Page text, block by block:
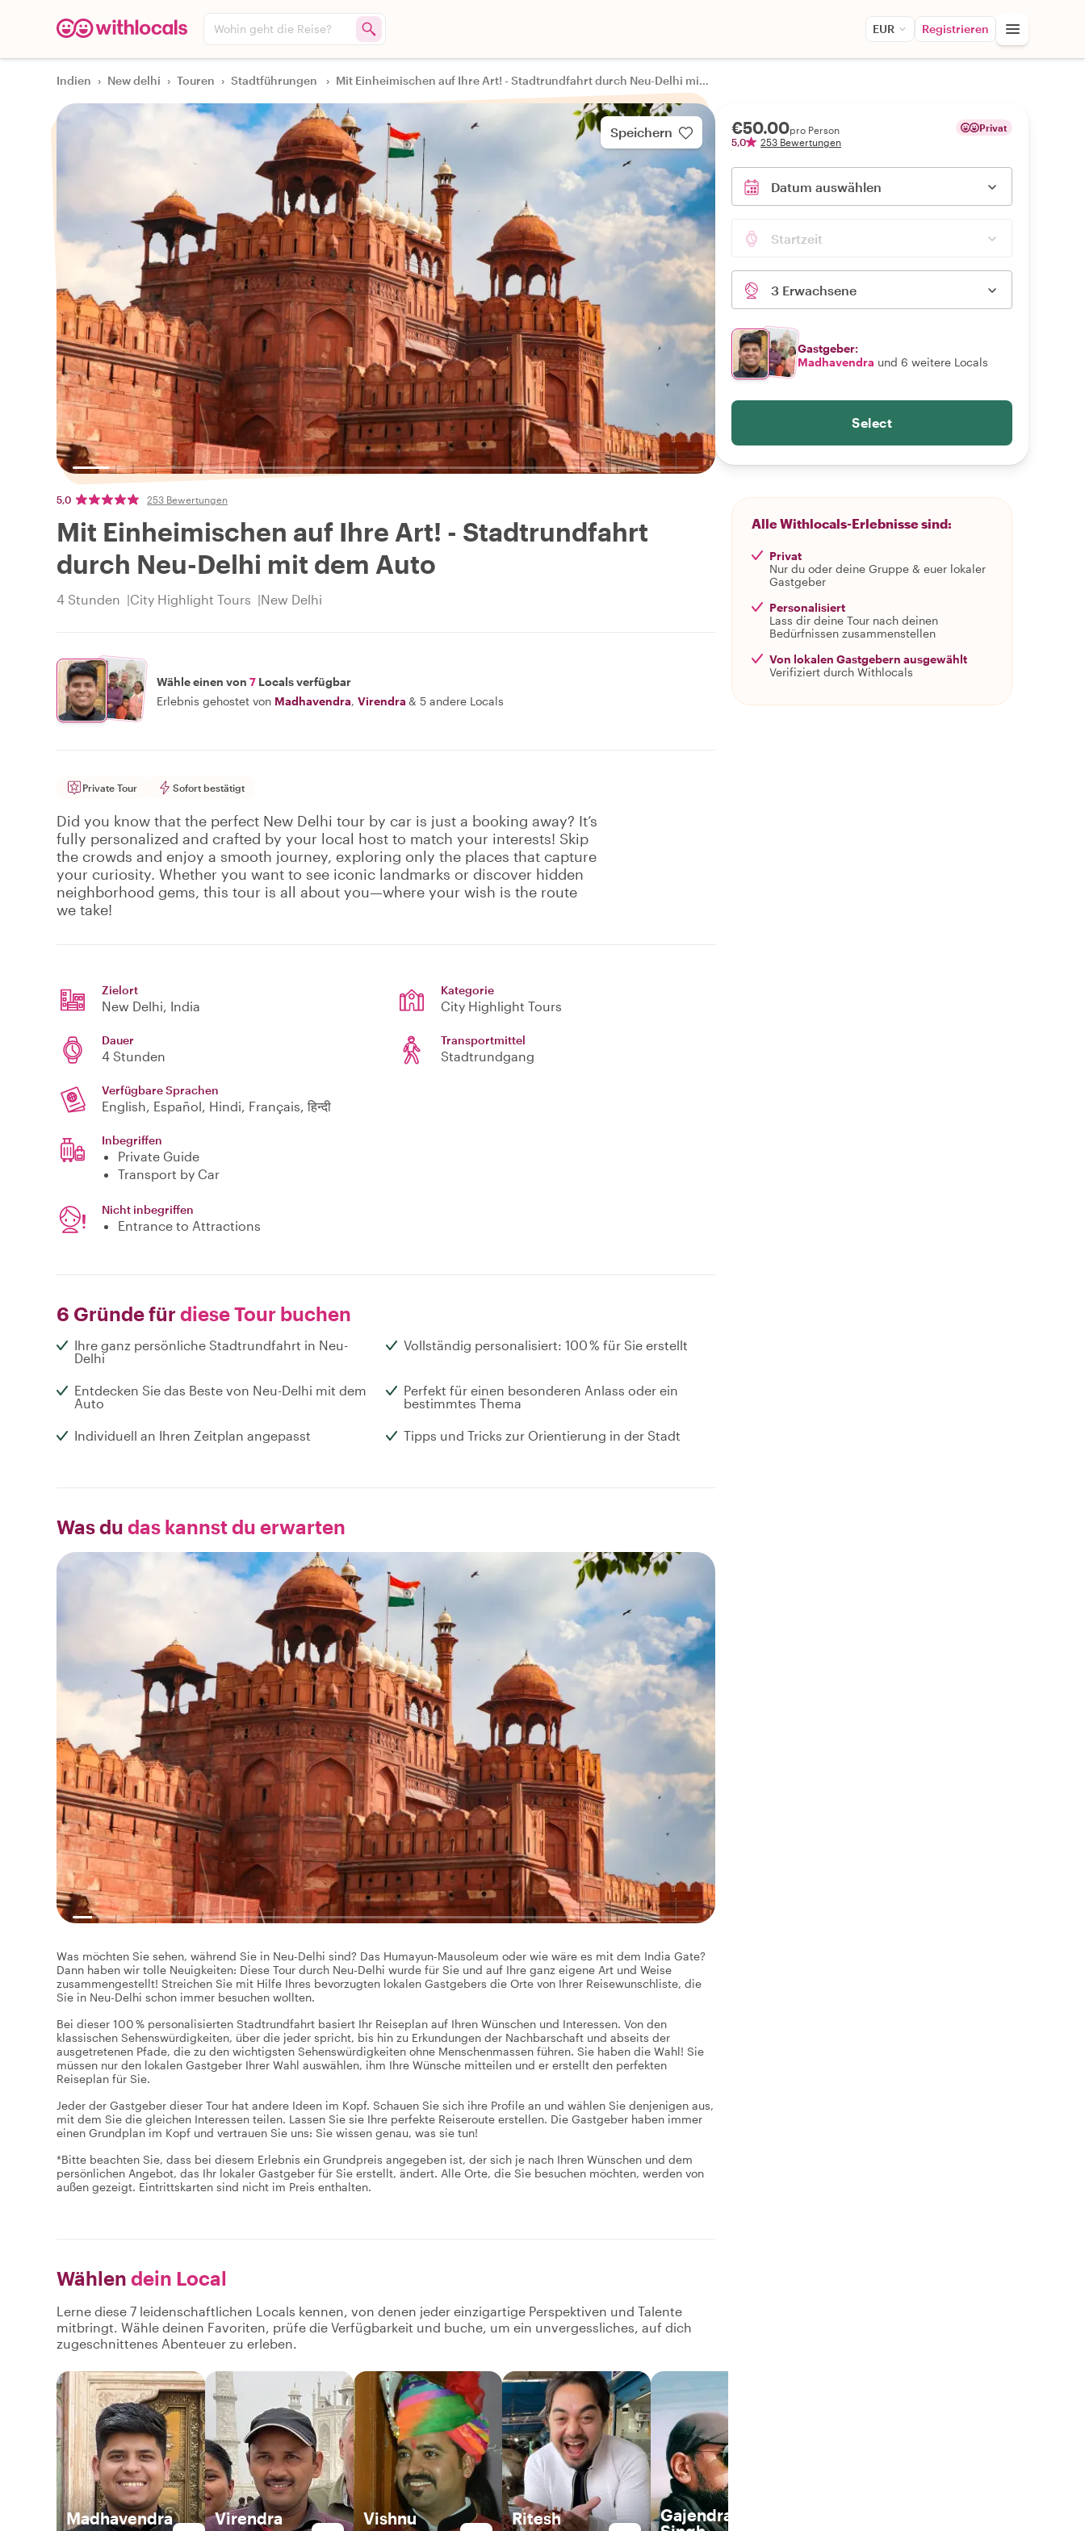
Wohin geht die Reise? EUR Registrieren
Indien › New delhi › Touren › Stadtführungen › Mit Einheimischen auf Ihre Art! - Stadtrundfahrt durch Neu-Delhi mit dem Auto
Speichern
5,0 253 Bewertungen
Mit Einheimischen auf Ihre Art! - Stadtrundfahrt
durch Neu-Delhi mit dem Auto
4 Stunden City Highlight Tours New Delhi
Wähle einen von 7 Locals verfügbar
Erlebnis gehostet von Madhavendra, Virendra & 5 andere Locals
Private Tour Sofort bestätigt
Did you know that the perfect New Delhi tour by car is just a booking away? It’s
fully personalized and crafted by your local host to match your interests! Skip
the crowds and enjoy a smooth journey, exploring only the places that capture
your curiosity. Whether you want to see iconic landmarks or discover hidden
neighborhood gems, this tour is all about you—where your wish is the route
we take!
Zielort
New Delhi, India
Kategorie
City Highlight Tours
Dauer
4 Stunden
Transportmittel
Stadtrundgang
Verfügbare Sprachen
English, Español, Hindi, Français, हिन्दी
Inbegriffen
Private Guide
Transport by Car
Nicht inbegriffen
Entrance to Attractions
6 Gründe für diese Tour buchen
Ihre ganz persönliche Stadtrundfahrt in Neu-
Delhi
Vollständig personalisiert: 100 % für Sie erstellt
Entdecken Sie das Beste von Neu-Delhi mit dem
Auto
Perfekt für einen besonderen Anlass oder ein
bestimmtes Thema
Individuell an Ihren Zeitplan angepasst Tipps und Tricks zur Orientierung in der Stadt
Was du das kannst du erwarten
Was möchten Sie sehen, während Sie in Neu-Delhi sind? Das Humayun-Mausoleum oder wie wäre es mit dem India Gate?
Dann haben wir tolle Neuigkeiten: Diese Tour durch Neu-Delhi wurde für Sie und auf Ihre ganz eigene Art und Weise
zusammengestellt! Streichen Sie mit Hilfe Ihres bevorzugten lokalen Gastgebers die Orte von Ihrer Reisewunschliste, die
Sie in Neu-Delhi schon immer besuchen wollten.
Bei dieser 100 % personalisierten Stadtrundfahrt basiert Ihr Reiseplan auf Ihren Wünschen und Interessen. Von den
klassischen Sehenswürdigkeiten, über die jeder spricht, bis hin zu Erkundungen der Nachbarschaft und abseits der
ausgetretenen Pfade, die zu den wichtigsten Sehenswürdigkeiten ohne Menschenmassen führen. Sie haben die Wahl! Sie
müssen nur den lokalen Gastgeber Ihrer Wahl auswählen, ihm Ihre Wünsche mitteilen und er erstellt den perfekten
Reiseplan für Sie.
Jeder der Gastgeber dieser Tour hat andere Ideen im Kopf. Schauen Sie sich ihre Profile an und wählen Sie denjenigen aus,
mit dem Sie die gleichen Interessen teilen. Lassen Sie sie Ihre perfekte Reiseroute erstellen. Die Gastgeber haben immer
einen Grundplan im Kopf und vertrauen Sie uns: Sie wissen genau, was sie tun!
*Bitte beachten Sie, dass bei diesem Erlebnis ein Grundpreis angegeben ist, der sich je nach Ihren Wünschen und dem
persönlichen Angebot, das Ihr lokaler Gastgeber für Sie erstellt, ändert. Alle Orte, die Sie besuchen möchten, werden von
außen gezeigt. Eintrittskarten sind nicht im Preis enthalten.
Wählen dein Local
Lerne diese 7 leidenschaftlichen Locals kennen, von denen jeder einzigartige Perspektiven und Talente
mitbringt. Wähle deinen Favoriten, prüfe die Verfügbarkeit und buche, um ein unvergessliches, auf dich
zugeschnittenes Abenteuer zu erleben.
Madhavendra Virendra Vishnu Ritesh
Gajendra
€50.00pro Person
5,0
253 Bewertungen
Privat
Datum auswählen
Startzeit
3 Erwachsene
Gastgeber:
Madhavendra und 6 weitere Locals
Select
Alle Withlocals-Erlebnisse sind:
Privat
Nur du oder deine Gruppe & euer lokaler
Gastgeber
Personalisiert
Lass dir deine Tour nach deinen
Bedürfnissen zusammenstellen
Von lokalen Gastgebern ausgewählt
Verifiziert durch Withlocals